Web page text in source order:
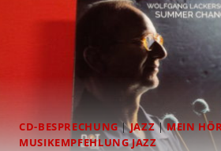
CD-BESPRECHUNG|JAZZ|MEIN
MUSIKEMPFEHLUNG JAZZ